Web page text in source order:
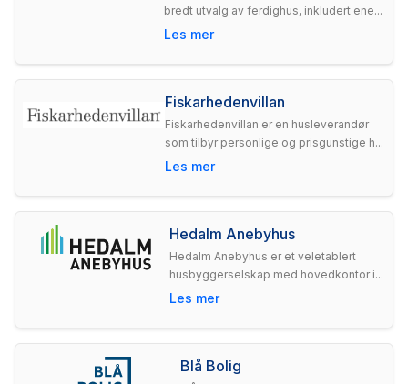
bredt utvalg av ferdighus, inkludert ene...
Les mer
Fiskarhedenvillan
Fiskarhedenvillan er en husleverandør
som tilbyr personlige og prisgunstige h...
Les mer
Hedalm Anebyhus
Hedalm Anebyhus er et veletablert
husbyggerselskap med hovedkontor i...
Les mer
Blå Bolig